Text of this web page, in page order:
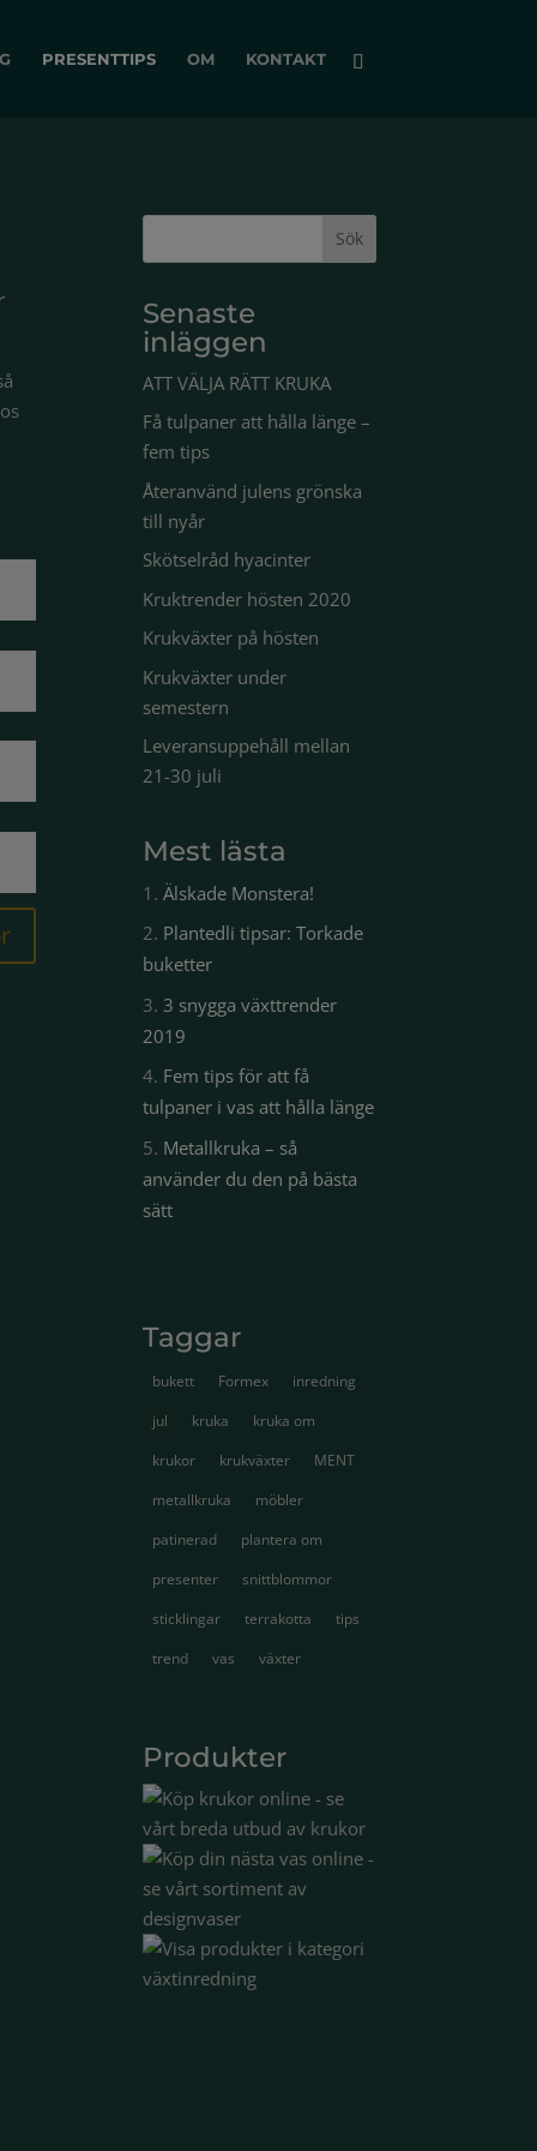
PRESENTTIPS OM KONTAKT
Senaste
inläggen
ATT VÄLJA RÄTT KRUKA
Få tulpaner att hålla länge –
fem tips
Återanvänd julens grönska
till nyår
Skötselråd hyacinter
Kruktrender hösten 2020
Krukväxter på hösten
Krukväxter under
semestern
Leveransuppehåll mellan
21-30 juli
Mest lästa
Älskade Monstera!
Plantedli tipsar: Torkade
buketter
3 snygga växttrender
2019
Fem tips för att få
tulpaner i vas att hålla länge
Metallkruka – så
använder du den på bästa
sätt
Taggar
bukett Formex
inredning
jul
kruka
kruka om
krukor
krukväxter
MENT
metallkruka
möbler
patinerad
plantera om
presenter
snittblommor
sticklingar
terrakotta
tips
trend
vas växter
Produkter